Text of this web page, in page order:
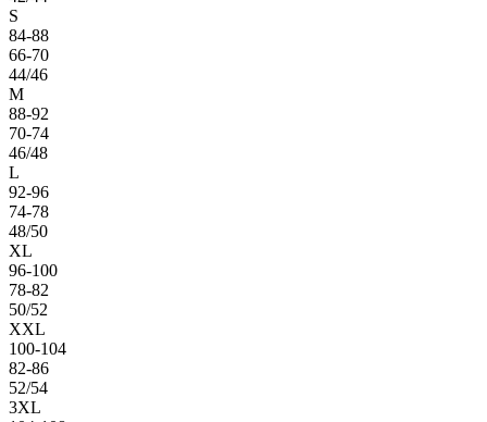
S
84-88
66-70
44/46
M
88-92
70-74
46/48
L
92-96
74-78
48/50
XL
96-100
78-82
50/52
XXL
100-104
82-86
52/54
3XL